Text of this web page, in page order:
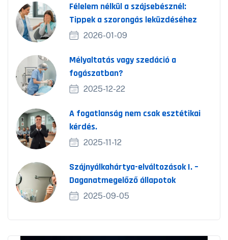
Félelem nélkül a szájsebésznél:
Tippek a szorongás leküzdéséhez
2026-01-09
Mélyaltatás vagy szedáció a
fogászatban?
2025-12-22
A fogatlanság nem csak esztétikai
kérdés.
2025-11-12
Szájnyálkahártya-elváltozások I. –
Daganatmegelőző állapotok
2025-09-05